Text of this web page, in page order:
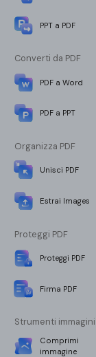
PPT a PDF
Converti da PDF
PDF a Word
PDF a PPT
Organizza PDF
Unisci PDF
Estrai Images
Proteggi PDF
Proteggi PDF
Firma PDF
Strumenti immagini
Comprimi
immagine